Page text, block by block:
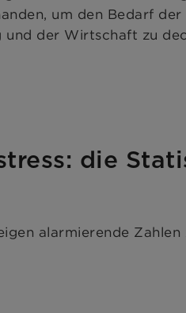
um den Bedarf der
und der Wirtschaft zu
die
alarmierende